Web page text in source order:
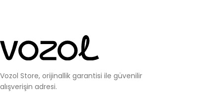
Vozol Store, orijinallik garantisi ile güvenilir
alışverişin adresi.